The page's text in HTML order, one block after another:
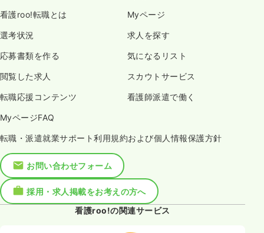
看護roo!転職とは Myページ
選考状況 求人を探す
応募書類を作る 気になるリスト
閲覧した求人 スカウトサービス
転職応援コンテンツ 看護師派遣で働く
MyページFAQ
転職・派遣就業サポート利用規約および個人情報保護方針
お問い合わせフォーム
採用・求人掲載をお考えの方へ
看護roo!の関連サービス